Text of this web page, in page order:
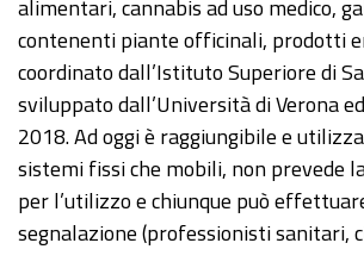
alimentari, cannabis ad uso medico,
contenenti piante officinali, prodotti
coordinato dall’Istituto Superiore di
sviluppato dall’Università di Verona
2018. Ad oggi è raggiungibile e
sistemi fissi che mobili, non prevede
per l’utilizzo e chiunque può
segnalazione (professionisti sanitari,